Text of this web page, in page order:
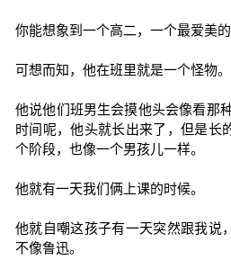
你能想象到一个高二，一个最爱美
可想而知，他在班里就是一个怪物。
他说他们班男生会摸他头会像看那
时间呢，他头就长出来了，但是长
个阶段，也像一个男孩儿一样。
他就有一天我们俩上课的时候。
他就自嘲这孩子有一天突然跟我说
不像鲁迅。